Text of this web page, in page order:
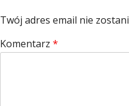
Twój adres email nie
Komentarz *